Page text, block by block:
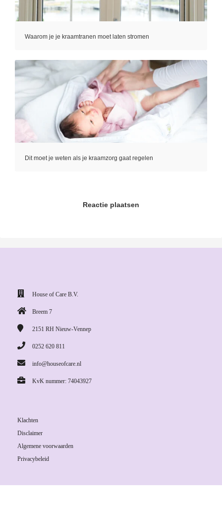
Waarom je je kraamtranen moet laten stromen
Dit moet je weten als je kraamzorg gaat regelen
Reactie plaatsen
House of Care B.V.
Breem 7
2151 RH Nieuw-Vennep
0252 620 811
info@houseofcare.nl
KvK nummer: 74043927
Klachten
Disclaimer
Algemene voorwaarden
Privacybeleid